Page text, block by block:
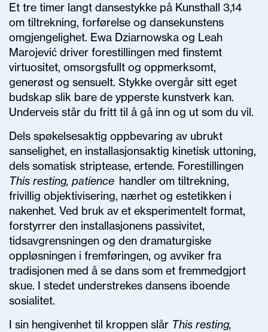
Et tre timer langt dansestykke på Kunsthall 3,14
om tiltrekning, forførelse og dansekunstens
omgjengelighet. Ewa Dziarnowska og Leah
Marojević driver forestillingen med finstemt
virtuositet, omsorgsfullt og oppmerksomt,
generøst og sensuelt. Stykke overgår sitt eget
budskap slik bare de ypperste kunstverk kan.
Underveis står du fritt til å gå inn og ut som du vil.
Dels spøkelsesaktig oppbevaring av ubrukt
sanselighet, en installasjonsaktig kinetisk uttoning,
dels somatisk striptease, ertende. Forestillingen
This resting, patience handler om tiltrekning,
frivillig objektivisering, nærhet og estetikken i
nakenhet. Ved bruk av et eksperimentelt format,
forstyrrer den installasjonens passivitet,
tidsavgrensningen og den dramaturgiske
oppløsningen i fremføringen, og avviker fra
tradisjonen med å se dans som et fremmedgjort
skue. I stedet understrekes dansens iboende
sosialitet.
I sin hengivenhet til kroppen slår This resting,